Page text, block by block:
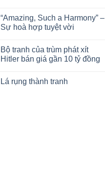
“Amazing, Such a Harmony” –
Sự hoà hợp tuyệt vời
Bộ tranh của trùm phát xít
Hitler bán giá gần 10 tỷ đồng
Lá rụng thành tranh